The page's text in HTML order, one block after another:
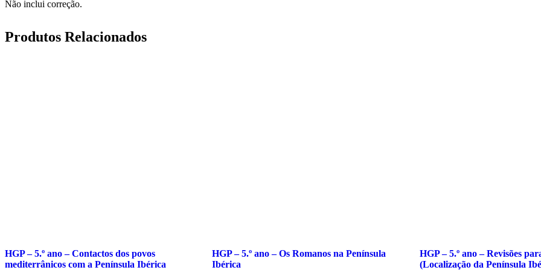
Não inclui correção.
Produtos Relacionados
HGP – 5.º ano – Contactos dos povos
mediterrânicos com a Península Ibérica
HGP – 5.º ano – Os Romanos na Península
Ibérica
HGP – 5.º ano – Revisões
(Localização da Península